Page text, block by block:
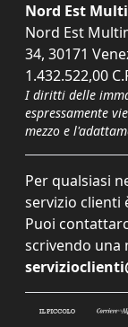
Nord Est
Nord Est
34, 30171
1.432.522,00
I diritti delle
espressamente
mezzo e
Per qualsiasi
servizio clienti
Puoi
scrivendo una